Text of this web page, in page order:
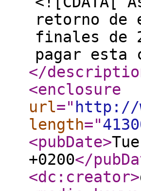
retorno de
finales de
pagar esta
</
<enclosure
url=" http://
length="
<pubDate>
+0200</
<dc:creator>